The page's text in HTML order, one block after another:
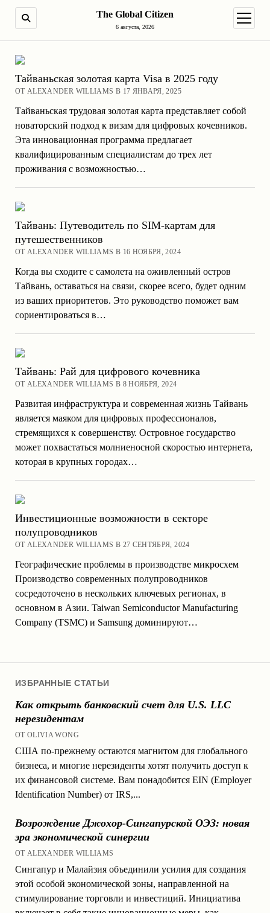
The Global Citizen
6 августа, 2026
ИЗБРАННЫЕ СТАТЬИ
Как открыть банковский счет для U.S. LLC
нерезидентам
ОТ OLIVIA WONG
США по-прежнему остаются магнитом для глобального
бизнеса, и многие нерезиденты хотят получить доступ к
их финансовой системе. Вам понадобится EIN (Employer
Identification Number) от IRS,...
Возрождение Джохор-Сингапурской ОЭЗ: новая
эра экономической синергии
ОТ ALEXANDER WILLIAMS
Сингапур и Малайзия объединили усилия для создания
этой особой экономической зоны, направленной на
стимулирование торговли и инвестиций. Инициатива
Тайваньская золотая карта Visa в 2025 году
ОТ ALEXANDER WILLIAMS В 17 ЯНВАРЯ, 2025
Тайваньская трудовая золотая карта представляет собой
новаторский подход к визам для цифровых кочевников.
Эта инновационная программа предлагает
квалифицированным специалистам до трех лет
проживания с возможностью…
Тайвань: Путеводитель по SIM-картам для
путешественников
ОТ ALEXANDER WILLIAMS В 16 НОЯБРЯ, 2024
Когда вы сходите с самолета на оживленный остров
Тайвань, оставаться на связи, скорее всего, будет одним
из ваших приоритетов. Это руководство поможет вам
сориентироваться в…
Тайвань: Рай для цифрового кочевника
ОТ ALEXANDER WILLIAMS В 8 НОЯБРЯ, 2024
Развитая инфраструктура и современная жизнь Тайвань
является маяком для цифровых профессионалов,
стремящихся к совершенству. Островное государство
может похвастаться молниеносной скоростью интернета,
которая в крупных городах…
Инвестиционные возможности в секторе
полупроводников
ОТ ALEXANDER WILLIAMS В 27 СЕНТЯБРЯ, 2024
Географические проблемы в производстве микросхем
Производство современных полупроводников
сосредоточено в нескольких ключевых регионах, в
основном в Азии. Taiwan Semiconductor Manufacturing
Company (TSMC) и Samsung доминируют…